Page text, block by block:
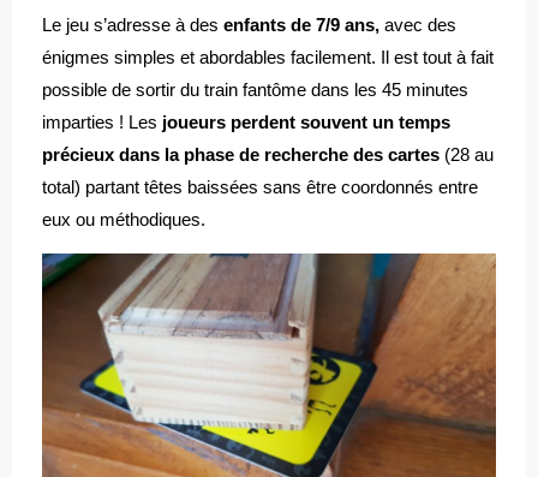
Le jeu s’adresse à des enfants de 7/9 ans, avec des
énigmes simples et abordables facilement. Il est tout à fait
possible de sortir du train fantôme dans les 45 minutes
imparties ! Les joueurs perdent souvent un temps
précieux dans la phase de recherche des cartes (28 au
total) partant têtes baissées sans être coordonnés entre
eux ou méthodiques.